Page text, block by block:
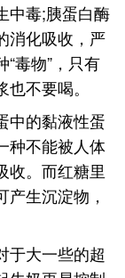
中毒;胰蛋白酶
消化吸收，严
毒物”，只有
不要喝。
中的黏液性蛋
种不能被人体
收。而红糖里
生沉淀物，
于大一些的超